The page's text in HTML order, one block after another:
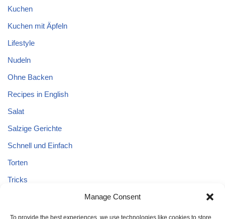
Manage Consent
To provide the best experiences, we use technologies like cookies to store
Kuchen
Kuchen mit Äpfeln
Lifestyle
Nudeln
Ohne Backen
Recipes in English
Salat
Salzige Gerichte
Schnell und Einfach
Torten
Tricks
Uncategorized